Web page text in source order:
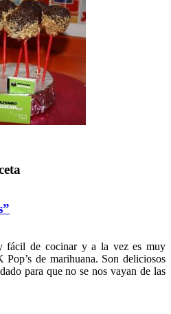
fácil de cocinar y a la vez es muy
de marihuana. Son deliciosos
para que no se nos vayan de las